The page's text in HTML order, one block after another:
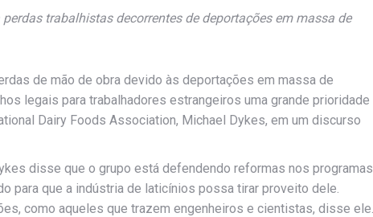
trabalhistas decorrentes de deportações em massa de
de mão de obra devido às deportações em massa de
legais para trabalhadores estrangeiros uma grande prioridade
Dairy Foods Association, Michael Dykes, em um discurso
disse que o grupo está defendendo reformas nos programas
para que a indústria de laticínios possa tirar proveito dele.
como aqueles que trazem engenheiros e cientistas, disse ele.